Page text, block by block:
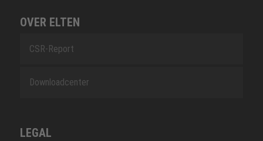
OVER ELTEN
CSR-Report
Downloadcenter
LEGAL